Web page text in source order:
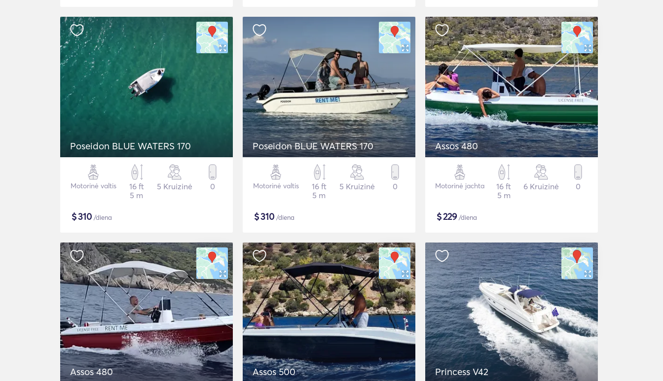
Poseidon BLUE WATERS 170
Motorinė valtis
16 ft
5 m
5 Kruizinė 0
$310 /diena
Poseidon BLUE WATERS 170
Motorinė valtis
16 ft
5 m
5 Kruizinė 0
$310 /diena
Assos 480
Motorinė jachta
16 ft
5 m
6 Kruizinė 0
$229/diena
Assos 480 Assos 500 Princess V42